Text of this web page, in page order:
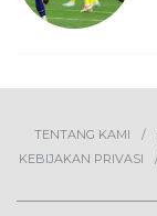
TENTANG KAMI
KEBIJAKAN PRIVASI